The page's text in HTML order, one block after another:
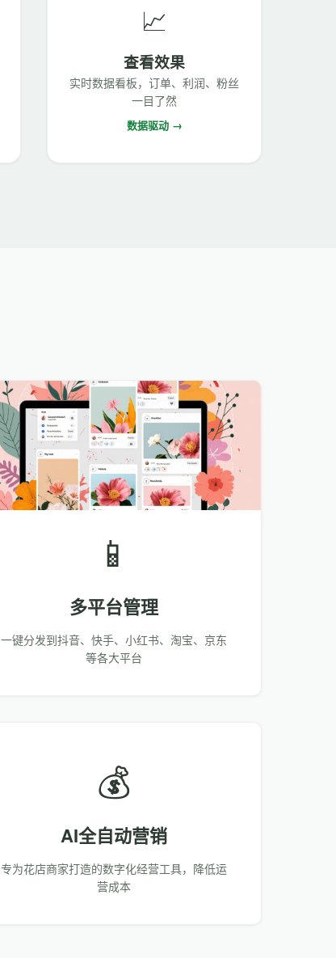
📈
查看效果
实时数据看板，订单、利润、粉丝
一目了然
数据驱动 →
📱
多平台管理
一键分发到抖音、快手、小红书、淘宝、京东
等各大平台
💰
AI全自动营销
专为花店商家打造的数字化经营工具，降低运
营成本